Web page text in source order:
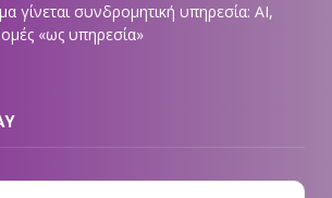
γίνεται συνδρομητική υπηρεσία: AI,
«ως υπηρεσία»